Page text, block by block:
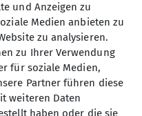
DAV Sektion
Göttingen Euch
Harz“ vom
Malepartushütte der
Gemeinsam wollen
und Anzeigen zu
Medien anbieten zu
zu analysieren.
zu Ihrer Verwendung
für soziale Medien,
Partner führen diese
weiteren Daten
haben oder die sie